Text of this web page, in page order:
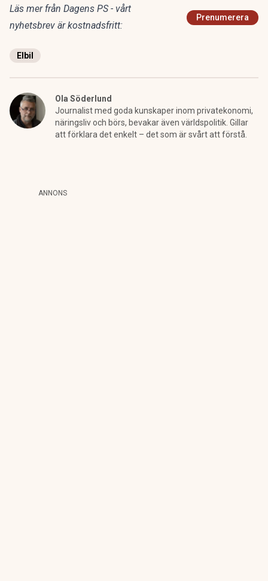
Läs mer från Dagens PS - vårt
nyhetsbrev är kostnadsfritt:
Prenumerera
Elbil
Ola Söderlund
Journalist med goda kunskaper inom privatekonomi,
näringsliv och börs, bevakar även världspolitik. Gillar
att förklara det enkelt – det som är svårt att förstå.
ANNONS